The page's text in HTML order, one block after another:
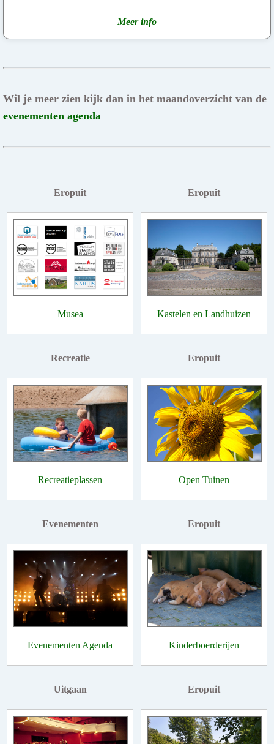
Meer info
Wil je meer zien kijk dan in het maandoverzicht van de
evenementen agenda
Eropuit
Musea
Eropuit
Kastelen en Landhuizen
Recreatie
Recreatieplassen
Eropuit
Open Tuinen
Evenementen
Evenementen Agenda
Eropuit
Kinderboerderijen
Uitgaan Eropuit